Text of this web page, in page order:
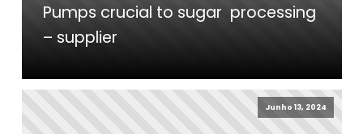
Pumps crucial to sugar processing
– supplier
Junho 13, 2024